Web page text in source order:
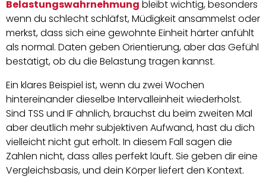
Belastungswahrnehmung bleibt wichtig, besonders
wenn du schlecht schläfst, Müdigkeit ansammelst oder
merkst, dass sich eine gewohnte Einheit härter anfühlt
als normal. Daten geben Orientierung, aber das Gefühl
bestätigt, ob du die Belastung tragen kannst.
Ein klares Beispiel ist, wenn du zwei Wochen
hintereinander dieselbe Intervalleinheit wiederholst.
Sind TSS und IF ähnlich, brauchst du beim zweiten Mal
aber deutlich mehr subjektiven Aufwand, hast du dich
vielleicht nicht gut erholt. In diesem Fall sagen die
Zahlen nicht, dass alles perfekt läuft. Sie geben dir eine
Vergleichsbasis, und dein Körper liefert den Kontext.